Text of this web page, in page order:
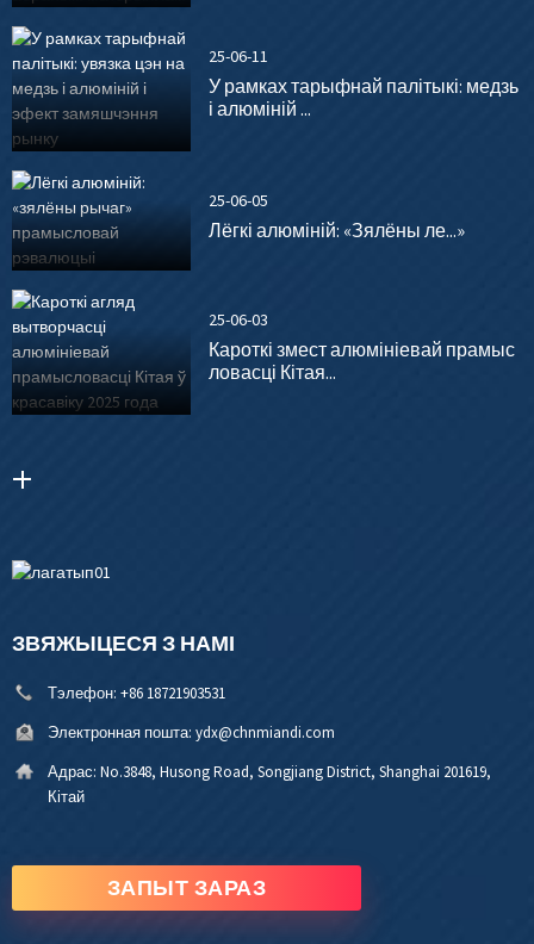
25-06-11
У рамках тарыфнай палітыкі: медзь
і алюміній ...
25-06-05
Лёгкі алюміній: «Зялёны ле...»
25-06-03
Кароткі змест алюмініевай прамыс
ловасці Кітая...
ЗВЯЖЫЦЕСЯ З НАМІ
Тэлефон: +86 18721903531
Электронная пошта: ydx@chnmiandi.com
Адрас: No.3848, Husong Road, Songjiang District, Shanghai 201619,
Кітай
ЗАПЫТ ЗАРАЗ